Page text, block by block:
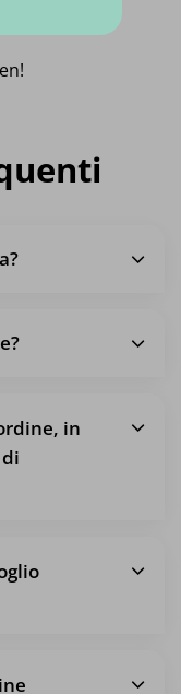
in